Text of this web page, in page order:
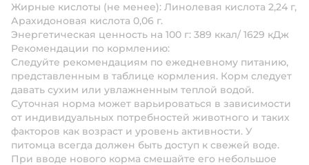
Жирные кислоты (не менее): Линолевая кислота 2,24 г,
Арахидоновая кислота 0,06 г.
Энергетическая ценность на 100 г: 389 ккал/ 1629 кДж
Рекомендации по кормлению:
Следуйте рекомендациям по ежедневному питанию,
представленным в таблице кормления. Корм следует
давать сухим или увлажненным теплой водой.
Суточная норма может варьироваться в зависимости
от индивидуальных потребностей животного и таких
факторов как возраст и уровень активности. У
питомца всегда должен быть доступ к свежей воде.
При вводе нового корма смешайте его небольшое